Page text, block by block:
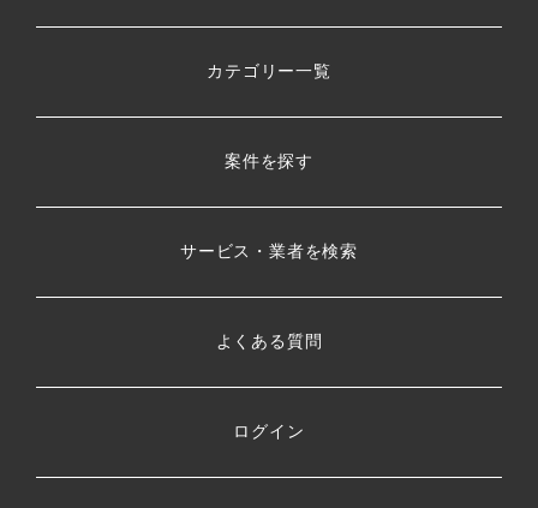
カテゴリー一覧
案件を探す
サービス・業者を検索
よくある質問
ログイン